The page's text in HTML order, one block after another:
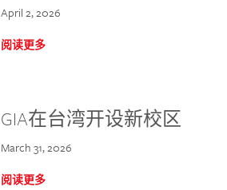
April 2, 2026
阅读更多
GIA在台湾开设新校区
March 31, 2026
阅读更多